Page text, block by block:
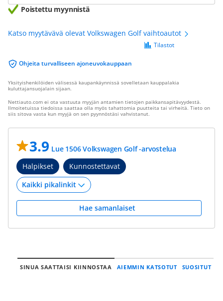
Poistettu myynnistä
Katso myytävävä olevat Volkswagen Golf vaihtoautot
Ohjeita turvalliseen ajoneuvokauppaan
Tilastot
Yksityishenkilöiden välisessä kaupankäynnissä sovelletaan kauppalakia
kuluttajansuojalain sijaan.
Nettiauto.com ei ota vastuuta myyjän antamien tietojen paikkansapitävyydestä.
Ilmoitetuissa tiedoissa saattaa olla myös tahattomia puutteita tai virheitä. Tieto on
siis sitova vasta kun myyjä on sen pyynnöstäsi vahvistanut.
3.9 Lue 1506 Volkswagen Golf -arvostelua
Halpikset
Kunnostettavat
Hae samanlaiset
SINUA SAATTAISI KIINNOSTAA AIEMMIN KATSOTUT SUOSITUT